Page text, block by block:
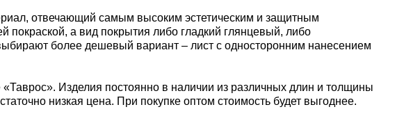
отвечающий самым высоким эстетическим и защитным
покраской, а вид покрытия либо гладкий глянцевый, либо
более дешевый вариант – лист с односторонним нанесением
Изделия постоянно в наличии из различных длин и толщины
низкая цена. При покупке оптом стоимость будет выгоднее.